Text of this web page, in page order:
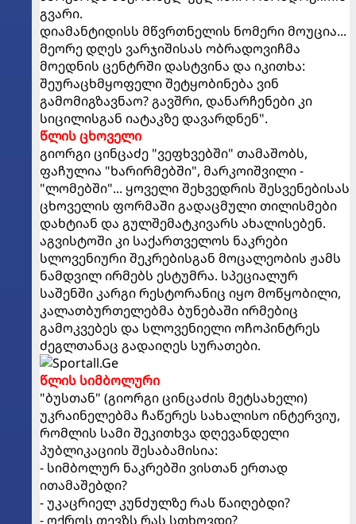
გვარი.
დიამანტიდისს მწვრთნელის ნომერი მოუცია...
მეორე დღეს ვარჯიშისას ობრადოვიჩმა
მოედნის ცენტრში დასტვინა და იკითხა:
შეურაცხმყოფელი შეტყობინება ვინ
გამომიგზავნაო? გავშრი, დანარჩენები კი
სიცილისგან იატაკზე დავარდნენ".
წლის ცხოველი
გიორგი ცინცაძე "ვეფხვებში" თამაშობს,
ფაჩულია "ხარირმებში", მარკოიშვილი -
"ლომებში"... ყოველი შეხვედრის შესვენებისას
ცხოველის ფორმაში გადაცმული თილისმები
დახტიან და გულშემატკივარს ახალისებენ.
აგვისტოში კი საქართველოს ნაკრები
სლოვენიური შეკრებისგან მოცალეობის ჟამს
ნამდვილ ირმებს ესტუმრა. სპეციალურ
საშენში კარგი რესტორანიც იყო მოწყობილი,
კალათბურთელებმა ბუნებაში ირმებიც
გამოკვებეს და სლოვენიელი ოჩოპინტრეს
ძეგლთანაც გადაიღეს სურათები.
წლის სიმბოლური
"ბუსთან" (გიორგი ცინცაძის მეტსახელი)
უკრაინელებმა ჩაწერეს სახალისო ინტერვიუ,
რომლის სამი შეკითხვა დღევანდელი
პუბლიკაციის შესაბამისია:
- სიმბოლურ ნაკრებში ვისთან ერთად
ითამაშებდი?
- უკაცრიელ კუნძულზე რას წაიღებდი?
- ოქროს თევზს რას სთხოვდი?